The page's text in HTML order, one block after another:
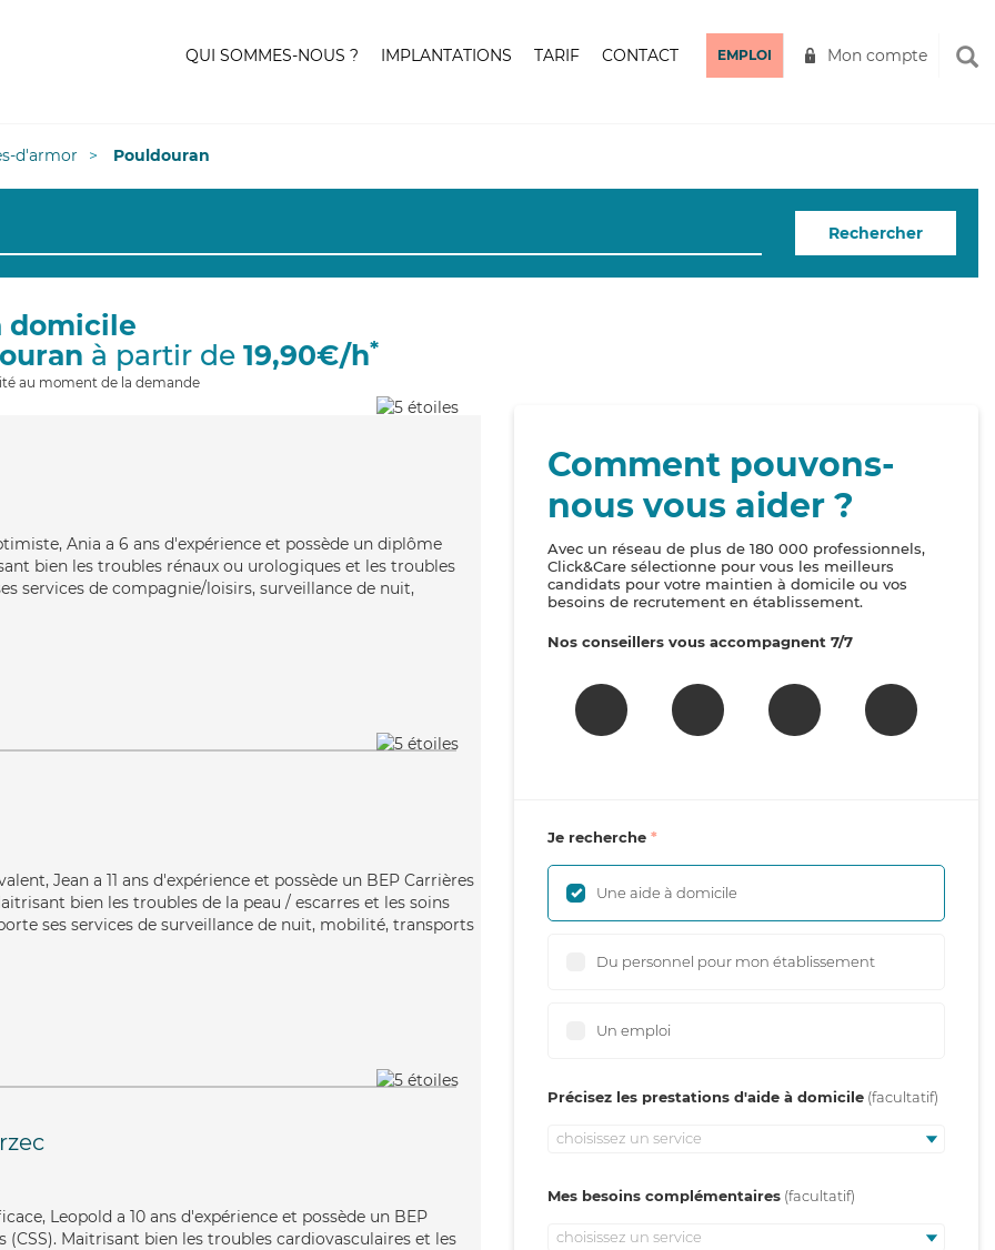
QUI SOMMES-NOUS ? IMPLANTATIONS TARIF CONTACT EMPLOI Mon compte
d'armor Pouldouran
Rechercher
domicile
à partir de 19,90€/h*
au moment de la demande
Ania a 6 ans d'expérience et possède un diplôme
bien les troubles rénaux ou urologiques et les troubles
services de compagnie/loisirs, surveillance de nuit,
Jean a 11 ans d'expérience et possède un BEP Carrières
bien les troubles de la peau / escarres et les soins
ses services de surveillance de nuit, mobilité, transports
Leopold a 10 ans d'expérience et possède un BEP
(CSS). Maitrisant bien les troubles cardiovasculaires et les
Comment pouvons-
nous vous aider ?
Avec un réseau de plus de 180 000 professionnels,
Click&Care sélectionne pour vous les meilleurs
candidats pour votre maintien à domicile ou vos
besoins de recrutement en établissement.
Nos conseillers vous accompagnent 7/7
Je recherche
Une aide à domicile
Du personnel pour mon établissement
Un emploi
Précisez les prestations d'aide à domicile
choisissez un service
Mes besoins complémentaires
choisissez un service